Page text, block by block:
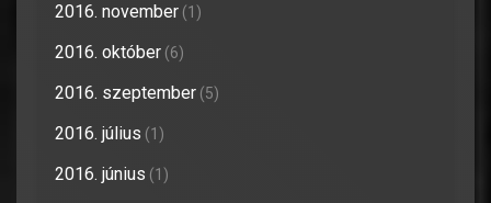
2016. november (1)
2016. október (6)
2016. szeptember (5)
2016. július (1)
2016. június (1)